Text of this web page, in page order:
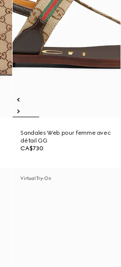
Sandales Web pour femme avec
détail GG
CA$730
Virtual Try-On